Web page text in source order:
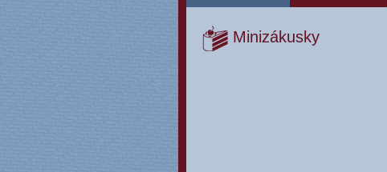
Minizákusky